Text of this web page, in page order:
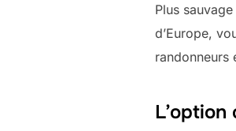
Plus
d’Europe,
randonneurs